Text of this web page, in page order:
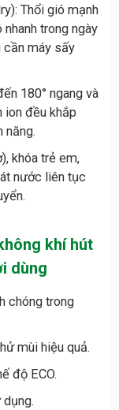
Thổi gió mạnh
trong ngày
cần máy sấy
180° ngang và
ion đều khắp
năng.
khóa trẻ em,
nước liên tục
khí hút
dùng
chóng trong
mùi hiệu quả.
độ ECO.